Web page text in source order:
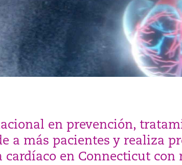
en prevención,
a más pacientes y realiza
en Connecticut con